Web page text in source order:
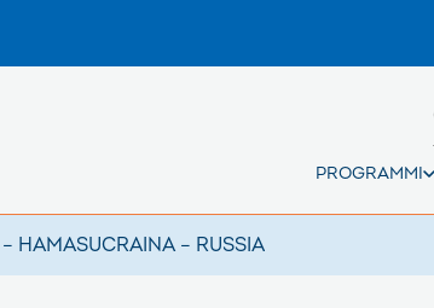
PROGRAMMI
– HAMASUCRAINA – RUSSIA